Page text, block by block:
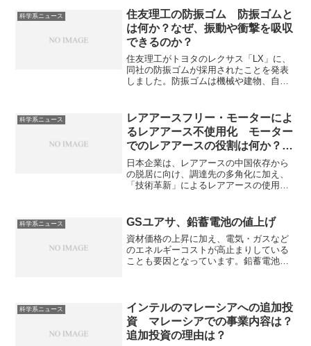
ができます。
科学系ニュース
住友理工の防振ゴム 防振ゴムと
は何か？なぜ、振動や衝撃を吸収
できるのか？
住友理工がトヨタのレクサス「LX」に、
同社の防振ゴムが採用されたことを発表
しました。防振ゴムは機械や建物、自動
な種類の防振ゴムがあるのか、なぜ、振
動や衝撃を吸収できるのかを知ることが
できます。
科学系ニュース
レアアースフリー・モーターによ
るレアアース不使用化 モーター
でのレアアースの役割は何か？ど
のように不使用にしたのか？
日本企業は、レアアースの中国依存から
の脱居に向け、調達先の多角化に加え、
「技術革新」によるレアアースの使用量
とでモーターの小型化にも利用されてお
り、レアアースフリー化が検討されてい
ます。どのようにレアアース不使用とし
たのかを知ることができます。
科学系ニュース GSユアサ、鉛蓄電池の値上げ
資材価格の上昇に加え、電気・ガスなど
のエネルギーコストが高止まりしている
ことも要因となっています。鉛蓄電池の
科学系ニュース
インテルのマレーシアへの追加投
資 マレーシアでの事業内容は？
追加投資の理由は？